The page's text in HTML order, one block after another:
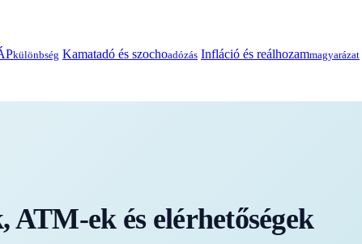
különbség Kamatadó és szochoadózás Infláció és reálhozammagyarázat
ek és elérhetőségek